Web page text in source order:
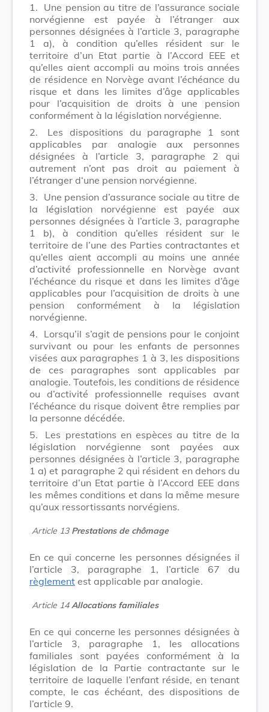
1. Une pension au titre de l’assurance sociale
norvégienne est payée à l’étranger aux
personnes désignées à l’article 3, paragraphe
1 a), à condition qu’elles résident sur le
territoire d’un Etat partie à l’Accord EEE et
qu’elles aient accompli au moins trois années
de résidence en Norvège avant l’échéance du
risque et dans les limites d’âge applicables
pour l’acquisition de droits à une pension
conformément à la législation norvégienne.
2.
Les dispositions du paragraphe 1 sont
applicables par analogie aux personnes
désignées à l’article 3, paragraphe 2 qui
autrement n’ont pas droit au paiement à
l’étranger d‘une pension norvégienne.
3. Une pension d’assurance sociale au titre de
la législation norvégienne est payée aux
personnes désignées à l’article 3, paragraphe
1 b), à condition qu’elles résident sur le
territoire de l’une des Parties contractantes et
qu’elles aient accompli au moins une année
d’activité professionnelle en Norvège avant
l’échéance du risque et dans les limites d’âge
applicables pour l’acquisition de droits à une
pension conformément à la législation
norvégienne.
4. Lorsqu’il s’agit de pensions pour le conjoint
survivant ou pour les enfants de personnes
visées aux paragraphes 1 à 3, les dispositions
de ces paragraphes sont applicables par
analogie. Toutefois, les conditions de résidence
ou d’activité professionnelle requises avant
l’échéance du risque doivent être remplies par
la personne décédée.
5.
Les prestations en espèces au titre de la
législation norvégienne sont payées aux
personnes désignées à l’article 3, paragraphe
1 a) et paragraphe 2 qui résident en dehors du
territoire d’un Etat partie à l’Accord EEE dans
les mêmes conditions et dans la même mesure
qu’aux ressortissants norvégiens.
Article 13 Prestations de chômage
En ce qui concerne les personnes désignées il
l’article 3, paragraphe 1, l’article 67 du
règlement est applicable par analogie.
Article 14 Allocations familiales
En ce qui concerne les personnes désignées à
l’article 3, paragraphe 1, les allocations
familiales sont payées conformément à la
législation de la Partie contractante sur le
territoire de laquelle l’enfant réside, en tenant
compte, le cas échéant, des dispositions de
l’article 9.